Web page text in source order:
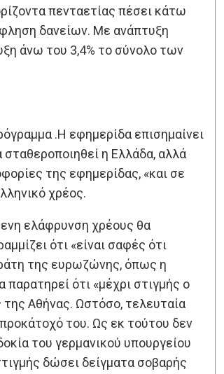
πενταετίας πέσει κάτω
δανείων. Με ανάπτυξη
άνω του 3,4% το σύνολο των
.Η εφημερίδα επισημαίνει
η Ελλάδα, αλλά
της εφημερίδας, «και σε
χρέος.
ελάφρυνση χρέους θα
ότι «είναι σαφές ότι
της ευρωζώνης, όπως η
ότι «μέχρι στιγμής ο
της Αθήνας. Ωστόσο, τελευταία
του. Ως εκ τούτου δεν
του γερμανικού υπουργείου
δώσει δείγματα σοβαρής